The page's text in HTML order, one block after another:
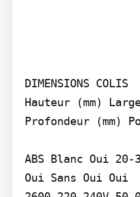
DIMENSIONS COLIS
Hauteur (mm)
Profondeur (mm)
ABS Blanc Oui 20-
Oui Sans Oui Oui